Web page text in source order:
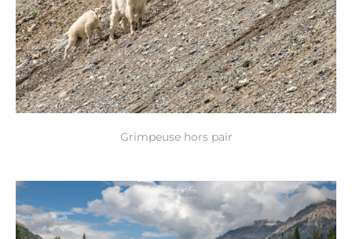
Grimpeuse hors pair